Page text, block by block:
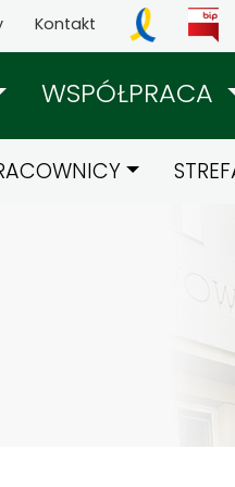
Kontakt
WSPÓŁPRACA